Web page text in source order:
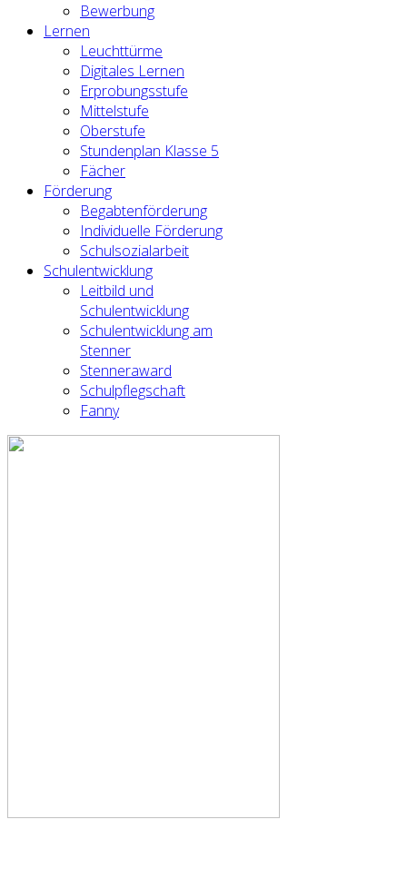
Bewerbung
Lernen
Leuchttürme
Digitales Lernen
Erprobungsstufe
Mittelstufe
Oberstufe
Stundenplan Klasse 5
Fächer
Förderung
Begabtenförderung
Individuelle Förderung
Schulsozialarbeit
Schulentwicklung
Leitbild und
Schulentwicklung
Schulentwicklung am
Stenner
Stenneraward
Schulpflegschaft
Fanny